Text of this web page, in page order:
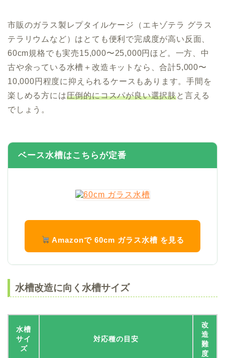
市販のガラス製レプタイルケージ（エキゾテラ グラス
テラリウムなど）はとても便利で完成度が高い反面、
60cm規格でも実売15,000〜25,000円ほど。一方、中
古や余っている水槽＋改造キットなら、合計5,000〜
10,000円程度に抑えられるケースもあります。手間を
楽しめる方には圧倒的にコスパが良い選択肢と言える
でしょう。
ベース水槽はこちらが定番
Amazonで 60cm ガラス水槽 を見る
水槽改造に向く水槽サイズ
水槽
サイ
ズ
対応種の目安
改
造
難
度